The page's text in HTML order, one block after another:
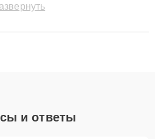
сложные случаи: от замены
и ответы